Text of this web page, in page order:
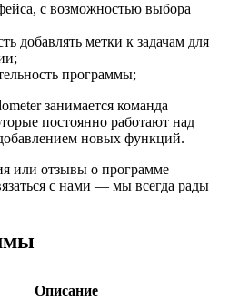
с возможностью выбора
добавлять метки к задачам для
программы;
занимается команда
постоянно работают над
новых функций.
или отзывы о программе
с нами — мы всегда рады
Описание